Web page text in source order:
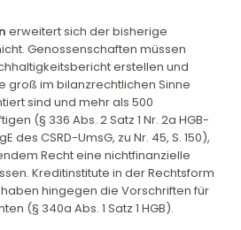
erweitert sich der bisherige
Genossenschaften müssen
erstellen und
groß im bilanzrechtlichen Sinne
sind und mehr als 500
(§ 336 Abs. 2 Satz 1 Nr. 2a HGB-
des CSRD-UmsG, zu Nr. 45, S. 150),
Recht eine nichtfinanzielle
Kreditinstitute in der Rechtsform
hingegen die Vorschriften für
(§ 340a Abs. 1 Satz 1 HGB).